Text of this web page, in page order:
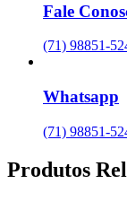
Fale
(71) 98851-
Whatsapp
(71) 98851-
Produtos